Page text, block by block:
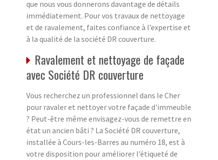
que nous vous donnerons davantage de détails
immédiatement. Pour vos travaux de nettoyage
et de ravalement, faites confiance à l’expertise et
à la qualité de la société DR couverture.
Ravalement et nettoyage de façade
avec Société DR couverture
Vous recherchez un professionnel dans le Cher
pour ravaler et nettoyer votre façade d'immeuble
? Peut-être même envisagez-vous de remettre en
état un ancien bâti ? La Société DR couverture,
installée à Cours-les-Barres au numéro 18, est à
votre disposition pour améliorer l’étiqueté de